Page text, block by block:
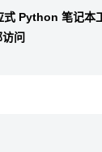
式 Python 笔记本
问